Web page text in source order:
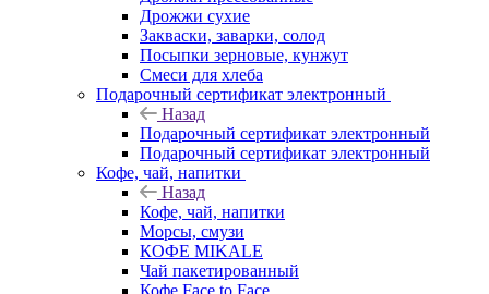
Дрожжи сухие
Закваски, заварки, солод
Посыпки зерновые, кунжут
Смеси для хлеба
Подарочный сертификат электронный
Назад
Подарочный сертификат электронный
Подарочный сертификат электронный
Кофе, чай, напитки
Назад
Кофе, чай, напитки
Морсы, смузи
КОФЕ MIKALE
Чай пакетированный
Кофе Face to Face